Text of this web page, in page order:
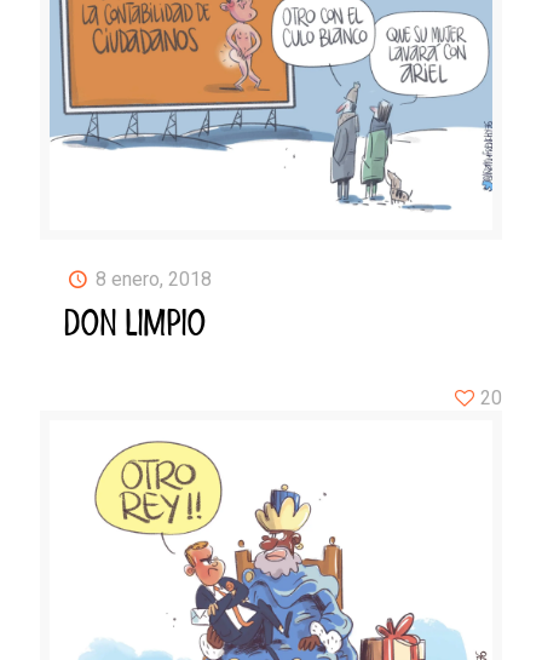
8 enero, 2018
DON LIMPIO
20